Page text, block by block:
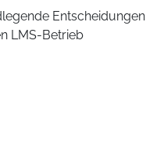
Entscheidungen
LMS-Betrieb